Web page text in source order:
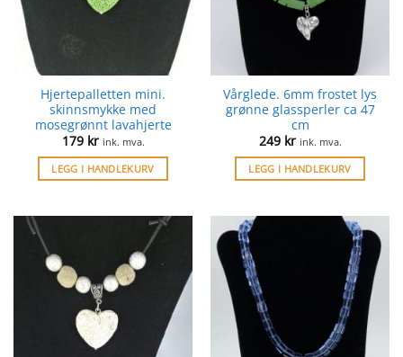
Hjertepalletten mini.
skinnsmykke med
mosegrønnt lavahjerte
179 kr ink. mva.
LEGG I HANDLEKURV
Vårglede. 6mm frostet lys
grønne glassperler ca 47
cm
249 kr ink. mva.
LEGG I HANDLEKURV